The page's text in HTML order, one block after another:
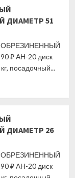
ДИАМЕТР 51
ОБРЕЗИНЕННЫЙ
₽ АН-20 диск
посадочный...
ДИАМЕТР 26
ОБРЕЗИНЕННЫЙ
₽ АН-20 диск